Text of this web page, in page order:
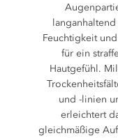
Feuchtigkeit
für ein
Hautgefühl.
und -linien
erleichtert
gleichmäßige